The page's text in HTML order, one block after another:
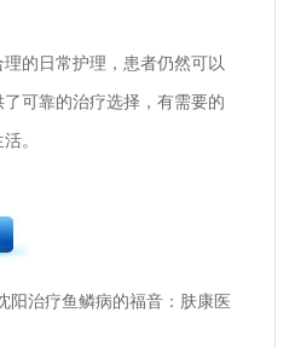
的日常护理，患者仍然可以
可靠的治疗选择，有需要的
。
阳治疗鱼鳞病的福音：肤康医